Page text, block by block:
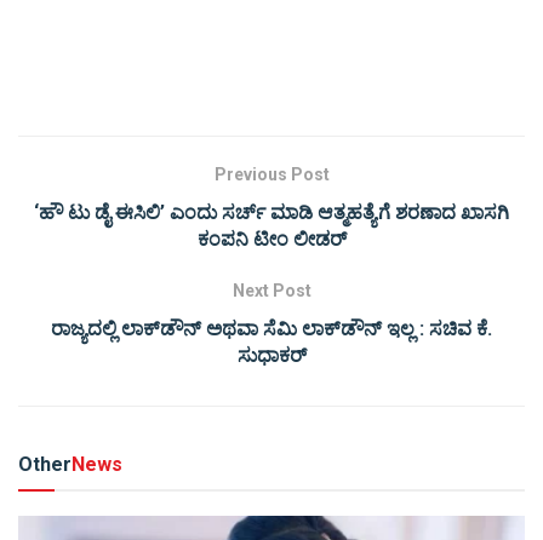
Previous Post
‘ಹೌ ಟು ಡೈ ಈಸಿಲಿ’ ಎಂದು ಸರ್ಚ್ ಮಾಡಿ ಆತ್ಮಹತ್ಯೆಗೆ ಶರಣಾದ ಖಾಸಗಿ
ಕಂಪನಿ ಟೀಂ ಲೀಡರ್
Next Post
ರಾಜ್ಯದಲ್ಲಿ ಲಾಕ್‍ಡೌನ್ ಅಥವಾ ಸೆಮಿ ಲಾಕ್‍ಡೌನ್ ಇಲ್ಲ : ಸಚಿವ ಕೆ.
ಸುಧಾಕರ್
OtherNews